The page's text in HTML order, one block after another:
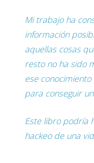
Mi trabajo ha
información
aquellas cosas
resto no ha sido
ese
para conseguir
Este libro podría
hackeo de una